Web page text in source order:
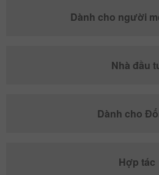
Dành cho người
Nhà đầu
Dành cho
Hợp tác